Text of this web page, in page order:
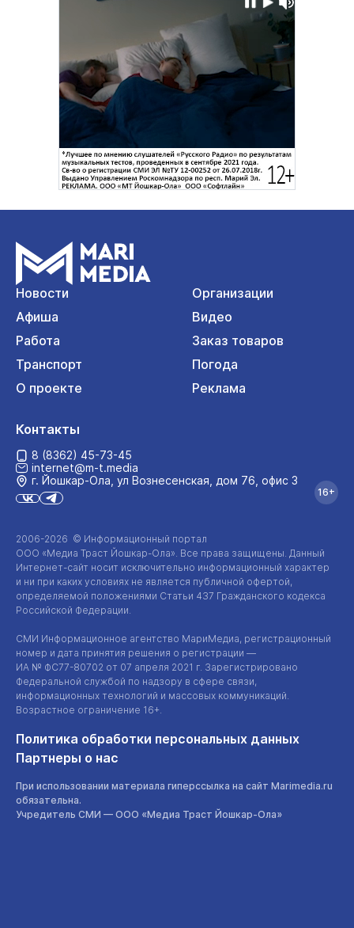
Новости
Организации
Афиша
Видео
Работа
Заказ товаров
Транспорт
Погода
О проекте
Реклама
2006-2026 © Информационный портал
ООО «Медиа Траст Йошкар-Ола». Все права защищены. Данный
Интернет-сайт носит исключительно информационный характер
и ни при каких условиях не является публичной офертой,
определяемой положениями Статьи 437 Гражданского кодекса
Российской Федерации.
СМИ Информационное агентство МариМедиа, регистрационный
номер и дата принятия решения о регистрации —
ИА № ФС77-80702 от 07 апреля 2021 г. Зарегистрировано
Федеральной службой по надзору в сфере связи,
информационных технологий и массовых коммуникаций.
Возрастное ограничение 16+.
Политика обработки персональных данных
Партнеры о нас
При использовании материала гиперссылка на сайт Marimedia.ru
обязательна.
Учредитель СМИ — ООО «Медиа Траст Йошкар-Ола»
Контакты
8 (8362) 45-73-45
internet@m-t.media
г. Йошкар‑Ола, ул Вознесенская, дом 76, офис 3
16+